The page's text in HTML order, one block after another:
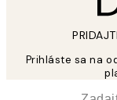
Prihláste sa na